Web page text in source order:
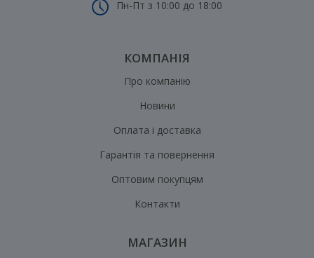
Пн-Пт з 10:00 до 18:00
КОМПАНІЯ
Про компанію
Новини
Оплата і доставка
Гарантія та повернення
Оптовим покупцям
Контакти
МАГАЗИН